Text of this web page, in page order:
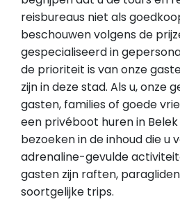
reisbureaus niet als
beschouwen volgens de
gespecialiseerd in
de prioriteit is van onze
zijn in deze stad. Als u, onze
gasten, families of goede
een privéboot huren in
bezoeken in de inhoud die u
adrenaline-gevulde
gasten zijn raften,
soortgelijke trips.